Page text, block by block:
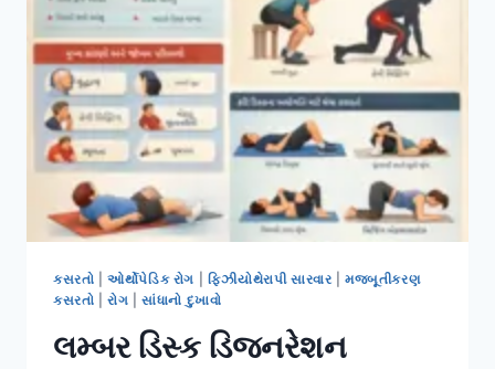
કસરતો |ઓર્થોપેડિક રોગ ફિઝીયોથેરાપી સારવાર |મજબૂતીકરણ
કસરતો |રોગ |સાંધાનો દુખાવો
લમ્બર ડિસ્ક ડિજનરેશન